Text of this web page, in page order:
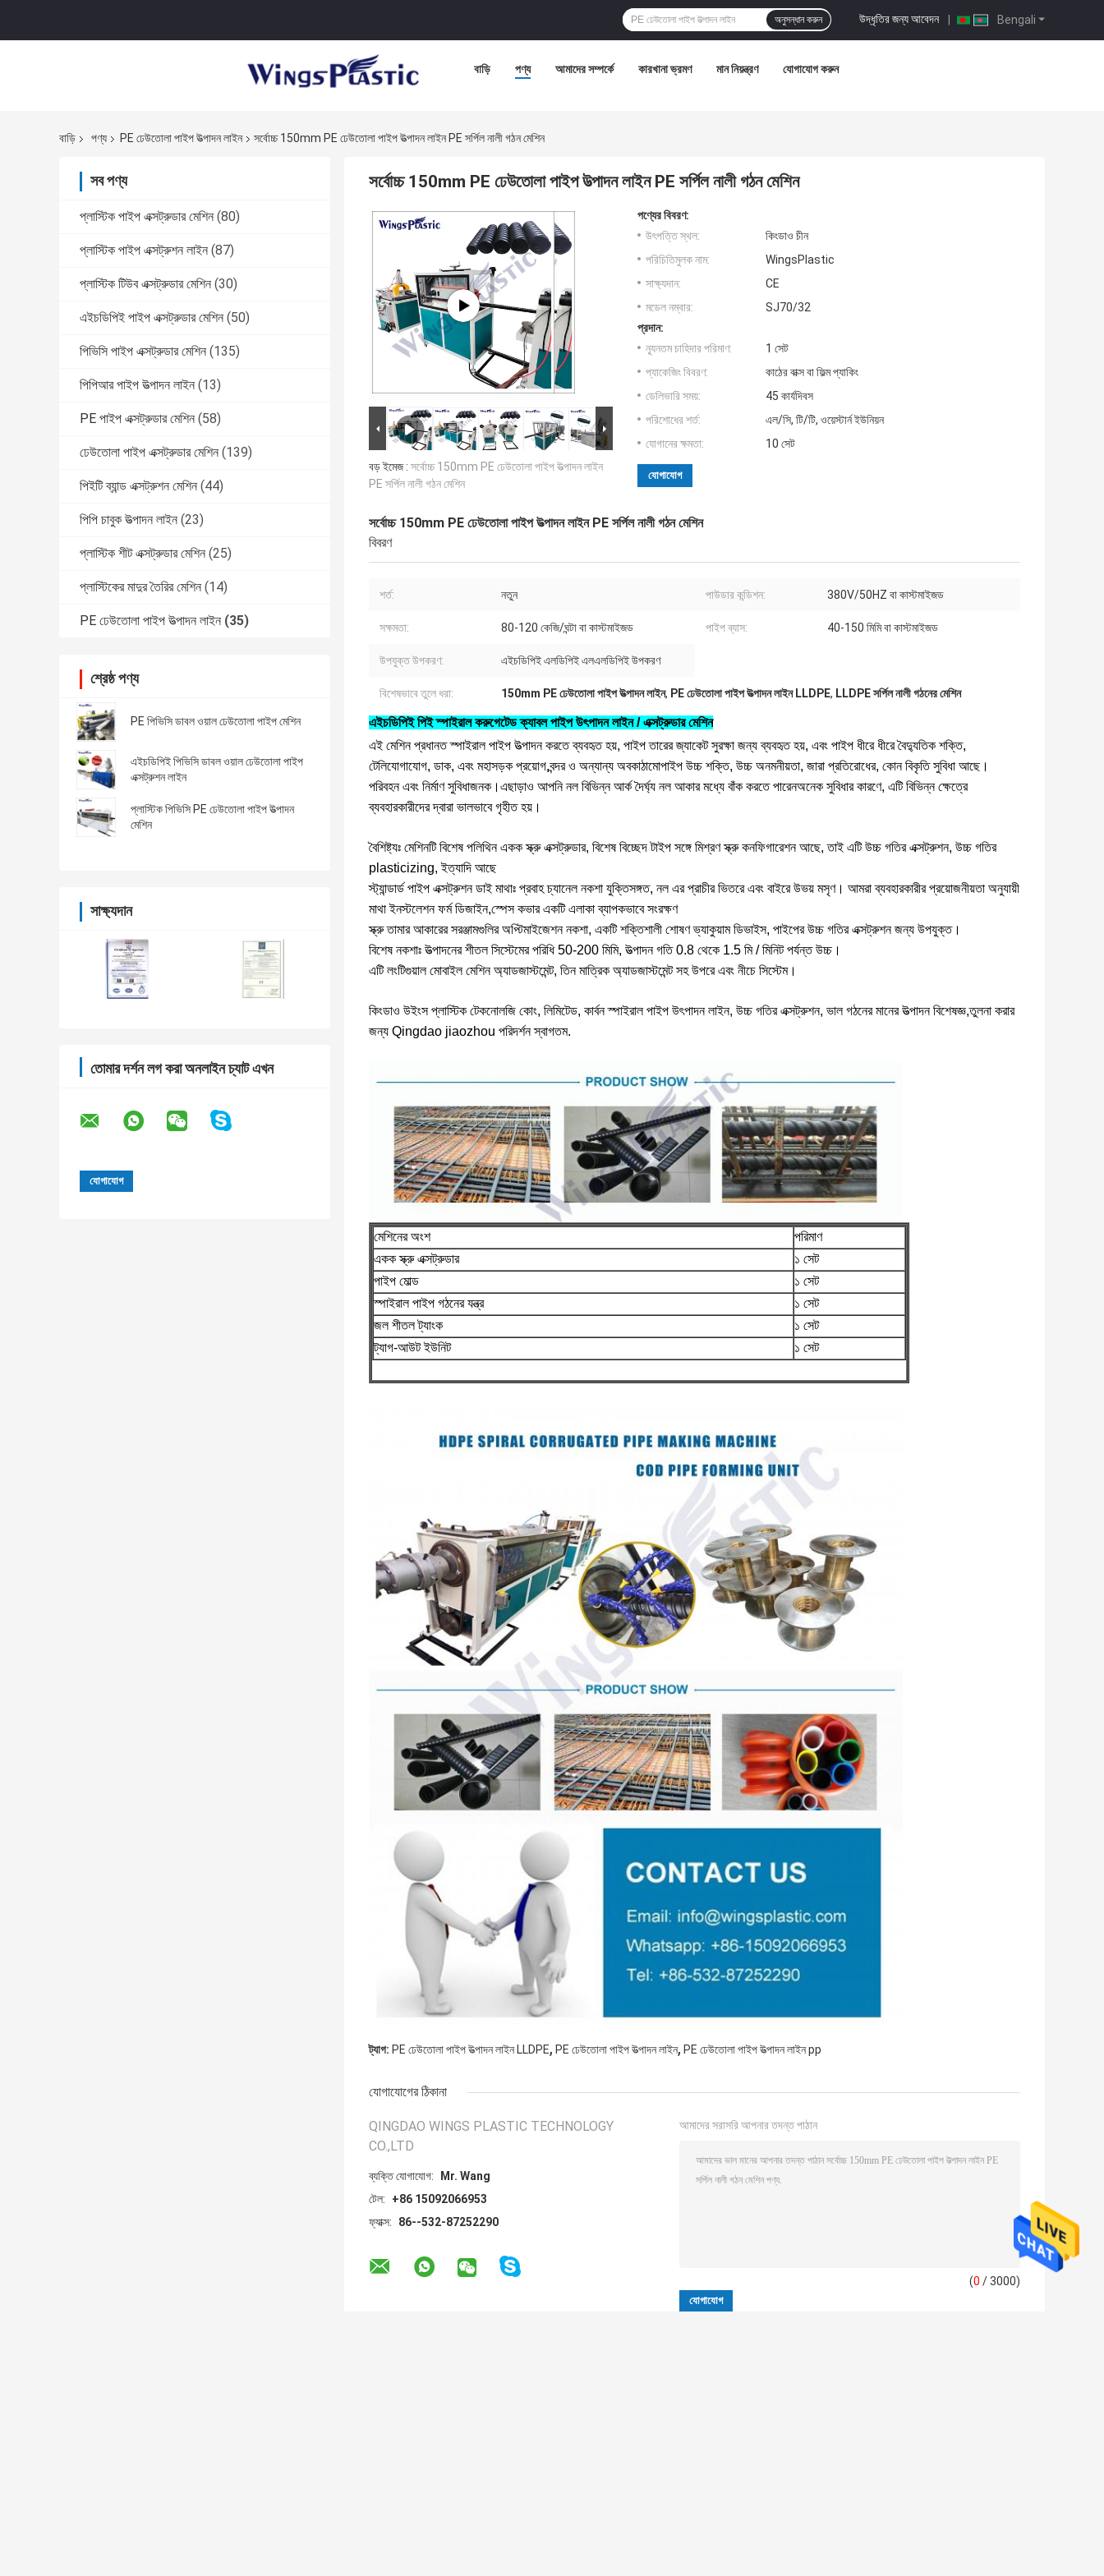
Bengali
উদ্ধৃতির জন্য আবেদন |
অনুসন্ধান করুন
বাড়ি পণ্য আমাদের সম্পর্কে কারখানা ভ্রমণ মান নিয়ন্ত্রণ যোগাযোগ করুন
বাড়ি পণ্য PE ঢেউতোলা পাইপ উত্পাদন লাইন সর্বোচ্চ 150mm PE ঢেউতোলা পাইপ উত্পাদন লাইন PE সর্পিল নালী গঠন মেশিন
সব পণ্য
প্লাস্টিক পাইপ এক্সট্রুডার মেশিন (80)
প্লাস্টিক পাইপ এক্সট্রুশন লাইন (87)
প্লাস্টিক টিউব এক্সট্রুডার মেশিন (30)
এইচডিপিই পাইপ এক্সট্রুডার মেশিন (50)
পিভিসি পাইপ এক্সট্রুডার মেশিন (135)
পিপিআর পাইপ উত্পাদন লাইন (13)
PE পাইপ এক্সট্রুডার মেশিন (58)
ঢেউতোলা পাইপ এক্সট্রুডার মেশিন (139)
পিইটি ব্যান্ড এক্সট্রুশন মেশিন (44)
পিপি চাবুক উত্পাদন লাইন (23)
প্লাস্টিক শীট এক্সট্রুডার মেশিন (25)
প্লাস্টিকের মাদুর তৈরির মেশিন (14)
PE ঢেউতোলা পাইপ উত্পাদন লাইন (35)
শ্রেষ্ঠ পণ্য
PE পিভিসি ডাবল ওয়াল ঢেউতোলা পাইপ মেশিন
এইচডিপিই পিভিসি ডাবল ওয়াল ঢেউতোলা পাইপ
এক্সট্রুশন লাইন
প্লাস্টিক পিভিসি PE ঢেউতোলা পাইপ উত্পাদন
মেশিন
সাক্ষ্যদান
তোমার দর্শন লগ করা অনলাইন চ্যাট এখন
সর্বোচ্চ 150mm PE ঢেউতোলা পাইপ উত্পাদন লাইন PE সর্পিল নালী গঠন মেশিন
বড় ইমেজ : সর্বোচ্চ 150mm PE ঢেউতোলা পাইপ উত্পাদন লাইন
PE সর্পিল নালী গঠন মেশিন
পণ্যের বিবরণ:
উৎপত্তি স্থল:
কিংডাও চীন
পরিচিতিমুলক নাম:
WingsPlastic
সাক্ষ্যদান:
CE
মডেল নম্বার:
SJ70/32
প্রদান:
ন্যূনতম চাহিদার পরিমাণ:
1 সেট
প্যাকেজিং বিবরণ:
কাঠের বাক্স বা ফিল্ম প্যাকিং
ডেলিভারি সময়:
45 কার্যদিবস
পরিশোধের শর্ত:
এল/সি, টি/টি, ওয়েস্টার্ন ইউনিয়ন
যোগানের ক্ষমতা:
10 সেট
যোগাযোগ
সর্বোচ্চ 150mm PE ঢেউতোলা পাইপ উত্পাদন লাইন PE সর্পিল নালী গঠন মেশিন
বিবরণ
শর্ত: নতুন পাউডার কন্ডিশন: 380V/50HZ বা কাস্টমাইজড
সক্ষমতা: 80-120 কেজি/ঘন্টা বা কাস্টমাইজড পাইপ ব্যাস: 40-150 মিমি বা কাস্টমাইজড
উপযুক্ত উপকরণ: এইচডিপিই এলডিপিই এলএলডিপিই উপকরণ
বিশেষভাবে তুলে ধরা: 150mm PE ঢেউতোলা পাইপ উত্পাদন লাইন, PE ঢেউতোলা পাইপ উত্পাদন লাইন LLDPE, LLDPE সর্পিল নালী গঠনের মেশিন
এইচডিপিই পিই স্পাইরাল করুগেটেড ক্যাবল পাইপ উৎপাদন লাইন / এক্সট্রুডার মেশিন
এই মেশিন প্রধানত স্পাইরাল পাইপ উত্পাদন করতে ব্যবহৃত হয়, পাইপ তারের জ্যাকেট সুরক্ষা জন্য ব্যবহৃত হয়, এবং পাইপ ধীরে ধীরে বৈদ্যুতিক শক্তি,
টেলিযোগাযোগ, ডাক, এবং মহাসড়ক প্রয়োগ,বন্দর ও অন্যান্য অবকাঠামোপাইপ উচ্চ শক্তি, উচ্চ অনমনীয়তা, জারা প্রতিরোধের, কোন বিকৃতি সুবিধা আছে।
পরিবহন এবং নির্মাণ সুবিধাজনক।এছাড়াও আপনি নল বিভিন্ন আর্ক দৈর্ঘ্য নল আকার মধ্যে বাঁক করতে পারেনঅনেক সুবিধার কারণে, এটি বিভিন্ন ক্ষেত্রে
ব্যবহারকারীদের দ্বারা ভালভাবে গৃহীত হয়।
বৈশিষ্ট্যঃ মেশিনটি বিশেষ পলিথিন একক স্ক্রু এক্সট্রুডার, বিশেষ বিচ্ছেদ টাইপ সঙ্গে মিশ্রণ স্ক্রু কনফিগারেশন আছে, তাই এটি উচ্চ গতির এক্সট্রুশন, উচ্চ গতির
plasticizing, ইত্যাদি আছে
স্ট্যান্ডার্ড পাইপ এক্সট্রুশন ডাই মাথাঃ প্রবাহ চ্যানেল নকশা যুক্তিসঙ্গত, নল এর প্রাচীর ভিতরে এবং বাইরে উভয় মসৃণ। আমরা ব্যবহারকারীর প্রয়োজনীয়তা অনুযায়ী
মাথা ইনস্টলেশন ফর্ম ডিজাইন,স্পেস কভার একটি এলাকা ব্যাপকভাবে সংরক্ষণ
স্ক্রু তামার আকারের সরঞ্জামগুলির অপ্টিমাইজেশন নকশা, একটি শক্তিশালী শোষণ ভ্যাকুয়াম ডিভাইস, পাইপের উচ্চ গতির এক্সট্রুশন জন্য উপযুক্ত।
বিশেষ নকশাঃ উত্পাদনের শীতল সিস্টেমের পরিধি 50-200 মিমি, উত্পাদন গতি 0.8 থেকে 1.5 মি / মিনিট পর্যন্ত উচ্চ।
এটি লংটিগুয়াল মোবাইল মেশিন অ্যাডজাস্টমেন্ট, তিন মাত্রিক অ্যাডজাস্টমেন্ট সহ উপরে এবং নীচে সিস্টেম।
কিংডাও উইংস প্লাস্টিক টেকনোলজি কোং, লিমিটেড, কার্বন স্পাইরাল পাইপ উৎপাদন লাইন, উচ্চ গতির এক্সট্রুশন, ভাল গঠনের মানের উত্পাদন বিশেষজ্ঞ,তুলনা করার
জন্য Qingdao jiaozhou পরিদর্শন স্বাগতম.
মেশিনের অংশ
পরিমাণ
একক স্ক্রু এক্সট্রুডার
১ সেট
পাইপ মোল্ড
১ সেট
স্পাইরাল পাইপ গঠনের যন্ত্র
১ সেট
জল শীতল ট্যাংক
১ সেট
ট্যাগ-আউট ইউনিট
১ সেট
ট্যাগ: PE ঢেউতোলা পাইপ উত্পাদন লাইন LLDPE, PE ঢেউতোলা পাইপ উত্পাদন লাইন, PE ঢেউতোলা পাইপ উত্পাদন লাইন pp
যোগাযোগের ঠিকানা
QINGDAO WINGS PLASTIC TECHNOLOGY
CO.,LTD
ব্যক্তি যোগাযোগ:
Mr. Wang
টেল:
+86 15092066953
ফ্যাক্স:
86--532-87252290
আমাদের সরাসরি আপনার তদন্ত পাঠান
(0 / 3000)